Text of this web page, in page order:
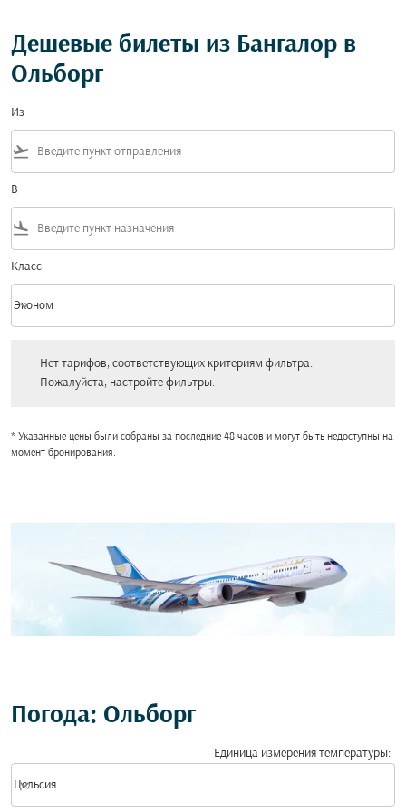
Дешевые билеты из Бангалор в
Ольборг
Из
flight_takeoff
В
flight_land
Класс
Класс option Эконом Selected
Эконом
keyboard_arrow_down
Нет тарифов, соответствующих критериям фильтра.
Пожалуйста, настройте фильтры.
* Указанные цены были собраны за последние 48 часов и могут быть недоступны на
момент бронирования.
Погода: Ольборг
Единица измерения температуры:
Цельсия
keyboard_arrow_down